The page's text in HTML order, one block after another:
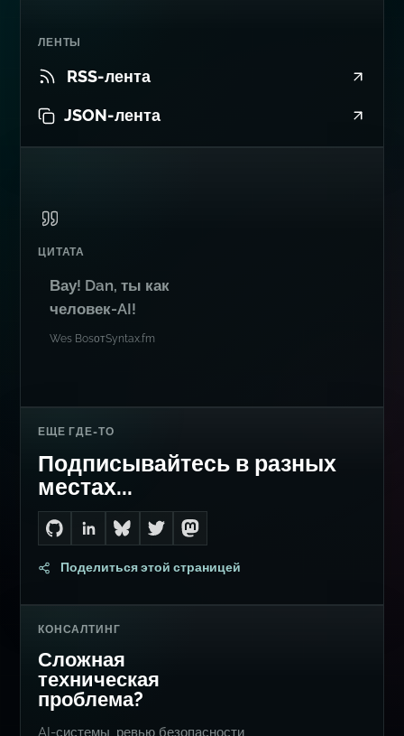
ЛЕНТЫ
RSS-лента
JSON-лента
ЦИТАТА
Вау! Dan, ты как
человек-AI!
Wes BosотSyntax.fm
ЕЩЕ ГДЕ-ТО
Подписывайтесь в разных
местах...
Go to Dan's GitHub
Connect with me on LinkedIn
Follow me on Bluesky
Follow me on Twitter
Follow me on Mastodon
Поделиться этой страницей
КОНСАЛТИНГ
Сложная
техническая
проблема?
AI-системы, ревью безопасности,